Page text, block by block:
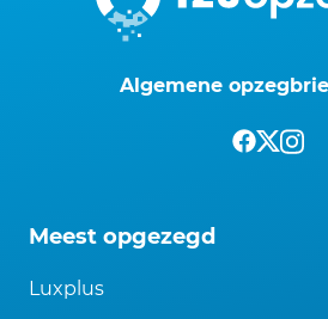
Algemene
Meest opgezegd
Luxplus